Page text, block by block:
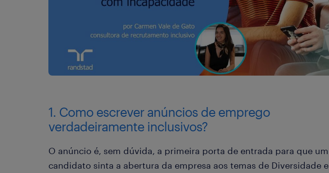
1. Como escrever anúncios de emprego
verdadeiramente inclusivos?
O anúncio é, sem dúvida, a primeira porta de entrada para que um
candidato sinta a abertura da empresa aos temas de Diversidade e